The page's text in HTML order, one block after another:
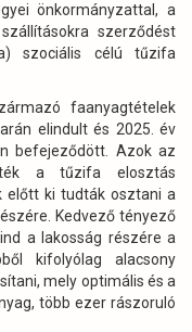
önkormányzattal, a
szerződést
szociális célú tűzifa
faanyagtételek
elindult és 2025. év
befejeződött. Azok az
a tűzifa elosztás
előtt ki tudták osztani a
Kedvező tényező
a lakosság részére a
kifolyólag alacsony
mely optimális és a
több ezer rászoruló